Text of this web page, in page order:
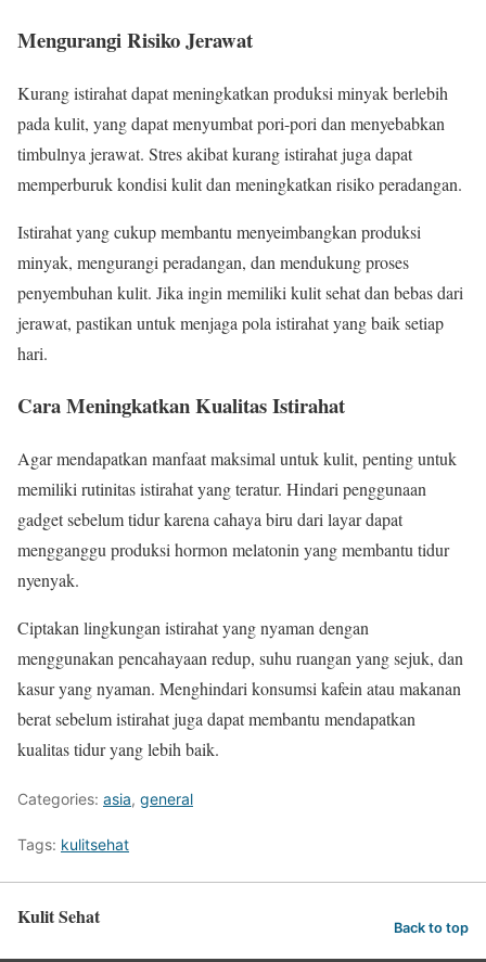
Mengurangi Risiko Jerawat
Kurang istirahat dapat meningkatkan produksi minyak berlebih
pada kulit, yang dapat menyumbat pori-pori dan menyebabkan
timbulnya jerawat. Stres akibat kurang istirahat juga dapat
memperburuk kondisi kulit dan meningkatkan risiko peradangan.
Istirahat yang cukup membantu menyeimbangkan produksi
minyak, mengurangi peradangan, dan mendukung proses
penyembuhan kulit. Jika ingin memiliki kulit sehat dan bebas dari
jerawat, pastikan untuk menjaga pola istirahat yang baik setiap
hari.
Cara Meningkatkan Kualitas Istirahat
Agar mendapatkan manfaat maksimal untuk kulit, penting untuk
memiliki rutinitas istirahat yang teratur. Hindari penggunaan
gadget sebelum tidur karena cahaya biru dari layar dapat
mengganggu produksi hormon melatonin yang membantu tidur
nyenyak.
Ciptakan lingkungan istirahat yang nyaman dengan
menggunakan pencahayaan redup, suhu ruangan yang sejuk, dan
kasur yang nyaman. Menghindari konsumsi kafein atau makanan
berat sebelum istirahat juga dapat membantu mendapatkan
kualitas tidur yang lebih baik.
Categories: asia, general
Tags: kulitsehat
Kulit Sehat Back to top